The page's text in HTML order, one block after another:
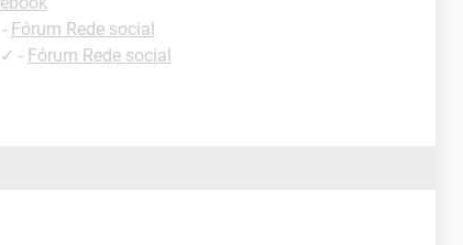
- Fórum Rede social
✓ - Fórum Rede social